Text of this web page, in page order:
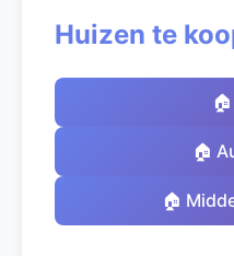
Huizen te
🏠
🏠